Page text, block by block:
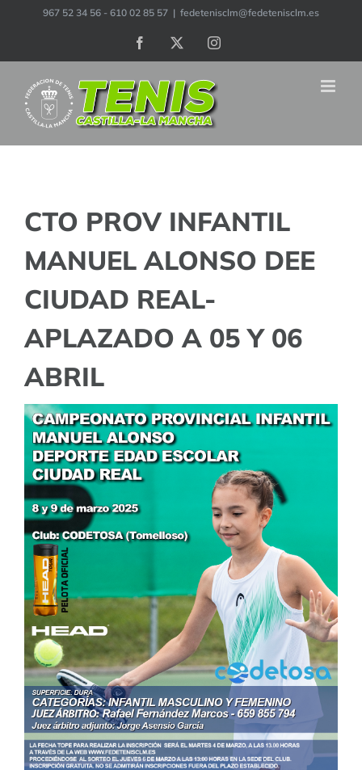
contenido
967 52 34 56 - 610 02 85 57 | fedetenisclm@fedetenisclm.es
Facebook Instagram
CTO PROV INFANTIL
MANUEL ALONSO DEE
CIUDAD REAL-
APLAZADO A 05 Y 06
ABRIL